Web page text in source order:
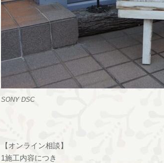
SONY DSC
【オンライン相談】
1施工内容につき